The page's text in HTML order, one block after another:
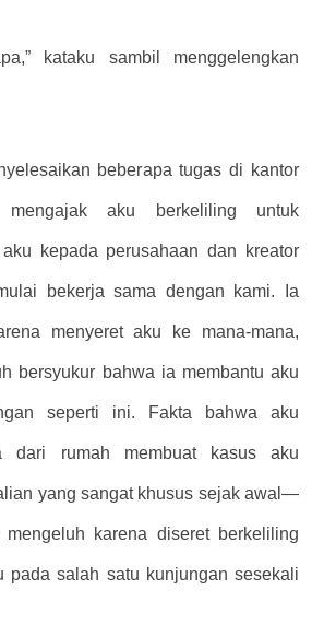
kataku sambil menggelengkan
beberapa tugas di kantor
mengajak aku berkeliling untuk
kepada perusahaan dan kreator
bekerja sama dengan kami. Ia
menyeret aku ke mana-mana,
bersyukur bahwa ia membantu aku
seperti ini. Fakta bahwa aku
dari rumah membuat kasus aku
yang sangat khusus sejak awal—
karena diseret berkeliling
pada salah satu kunjungan sesekali